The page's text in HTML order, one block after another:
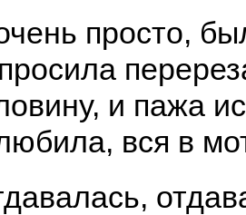
просто,
и пажа
вся в